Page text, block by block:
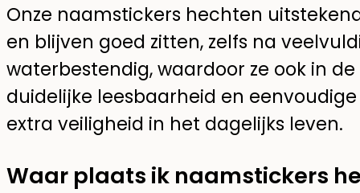
Onze naamstickers hechten
en blijven goed zitten, zelfs na
waterbestendig, waardoor ze ook in
duidelijke leesbaarheid en
extra veiligheid in het dagelijks leven.
Waar plaats ik naamstickers